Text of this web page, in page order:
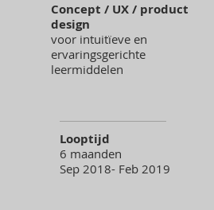
Concept / UX / product
design
voor intuitïeve en
ervaringsgerichte
leermiddelen
Looptijd
6 maanden
Sep 2018- Feb 2019